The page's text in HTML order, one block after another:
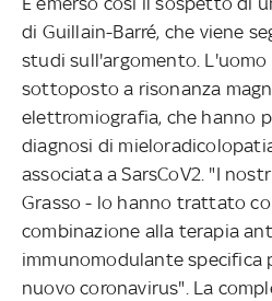
di Guillain-Barré, che viene
studi sull'argomento.
sottoposto a risonanza
elettromiografia, che hanno
diagnosi di
associata a SarsCoV2. "I
Grasso - lo hanno trattato
combinazione alla terapia
immunomodulante specifica
nuovo coronavirus". La